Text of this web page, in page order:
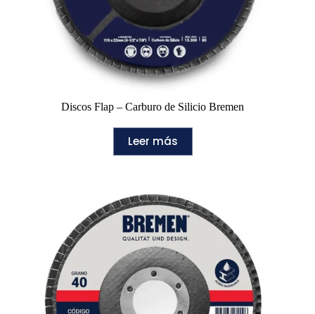
Discos Flap – Carburo de Silicio Bremen
Leer más